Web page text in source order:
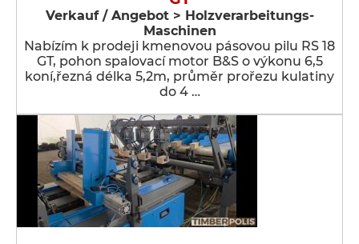
Verkauf / Angebot > Holzverarbeitungs-
Maschinen
Nabízím k prodeji kmenovou pásovou pilu RS 18
GT, pohon spalovací motor B&S o výkonu 6,5
koní,řezná délka 5,2m, průměr prořezu kulatiny
do 4 …